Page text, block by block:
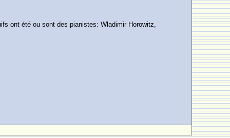
ont été ou sont des pianistes: Wladimir Horowitz,